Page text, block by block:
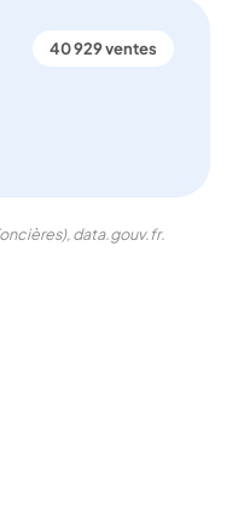
40 929 ventes
data.gouv.fr.